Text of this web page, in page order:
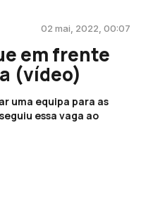
02 mai, 2022, 00:07
em frente
(vídeo)
uma equipa para as
essa vaga ao